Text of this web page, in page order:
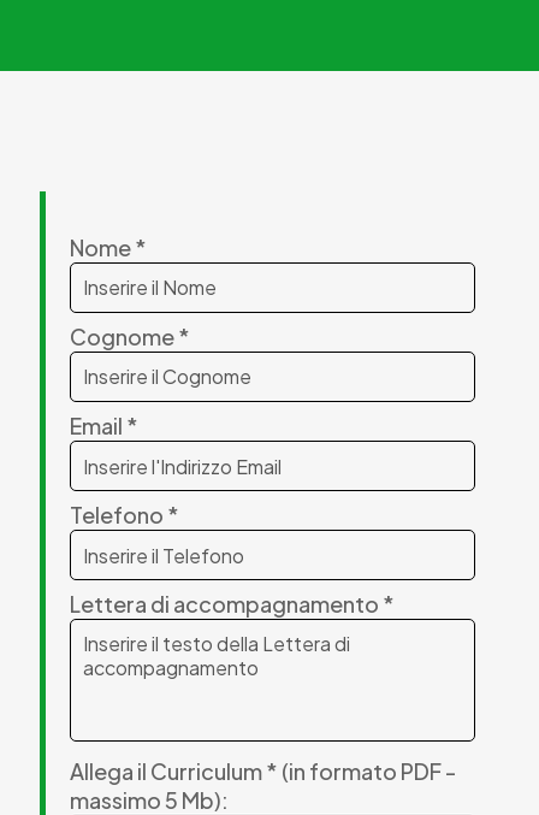
Nome *
Cognome *
Email *
Telefono *
Lettera di accompagnamento *
Allega il Curriculum * (in formato PDF -
massimo 5 Mb):